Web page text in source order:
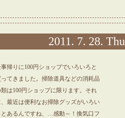
2011. 7. 28. Thu
帰りに100円ショップでいろいろと
ってきました。掃除道具などの消耗品
は100円ショップに限ります。それ
、最近は便利なお掃除グッズがいろい
とあるんですね、…感動～！換気口フ